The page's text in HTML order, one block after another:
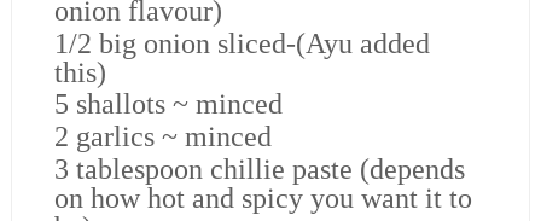
onion flavour)
1/2 big onion sliced-(Ayu added
this)
5 shallots ~ minced
2 garlics ~ minced
3 tablespoon chillie paste (depends
on how hot and spicy you want it to